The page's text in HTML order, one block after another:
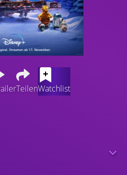
TeilenWatchlist
Wissen über die Macht zu